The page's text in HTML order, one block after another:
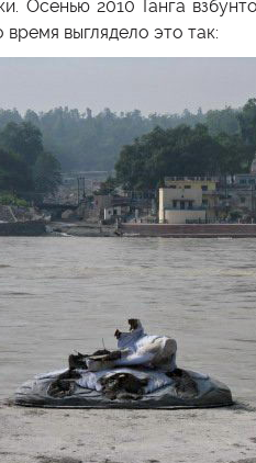
Осенью 2010 Ганга
выглядело это так: